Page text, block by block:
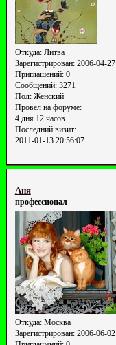
Откуда:Литва
Зарегистрирован: 2006-04-27
Приглашений:0
Сообщений:3271
Пол:Женский
Провел на форуме:
4 дня 12 часов
Последний визит:
2011-01-13 20:56:07
Аня
профессионал
Откуда:Москва
Зарегистрирован: 2006-06-02